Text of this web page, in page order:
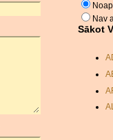
Nav
Sākot